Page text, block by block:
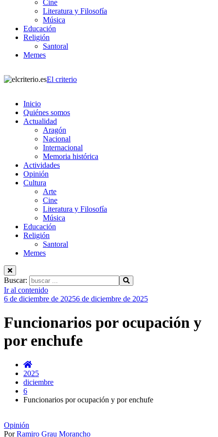
Cine
Literatura y Filosofía
Música
Educación
Religión
Santoral
Memes
El criterio
Inicio
Quiénes somos
Actualidad
Aragón
Nacional
Internacional
Memoria histórica
Actividades
Opinión
Cultura
Arte
Cine
Literatura y Filosofía
Música
Educación
Religión
Santoral
Memes
Buscar:
Ir al contenido
6 de diciembre de 20256 de diciembre de 2025
Funcionarios por ocupación y
por enchufe
2025
diciembre
6
Funcionarios por ocupación y por enchufe
Opinión
PorRamiro Grau Morancho